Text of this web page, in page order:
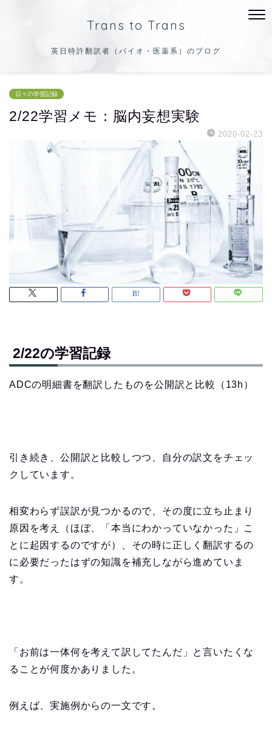
Trans to Trans
英日特許翻訳者（バイオ・医薬系）のブログ
日々の学習記録
2/22学習メモ：脳内妄想実験
2020-02-23
2/22の学習記録
ADCの明細書を翻訳したものを公開訳と比較（13h）
引き続き、公開訳と比較しつつ、自分の訳文をチェッ
クしています。
相変わらず誤訳が見つかるので、その度に立ち止まり
原因を考え（ほぼ、「本当にわかっていなかった」こ
とに起因するのですが）、その時に正しく翻訳するの
に必要だったはずの知識を補充しながら進めていま
す。
「お前は一体何を考えて訳してたんだ」と言いたくな
ることが何度かありました。
例えば、実施例からの一文です。